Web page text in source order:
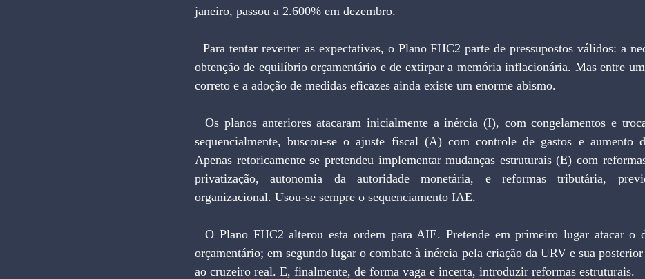
janeiro, passou a 2.600% em dezembro.
obtenção de equilíbrio orçamentário e de extirpar a memória inflacionária. Mas entre
correto e a adoção de medidas eficazes ainda existe um enorme abismo.
  Os planos anteriores atacaram inicialmente a inércia (I), com congelamentos e troca de moeda;
sequencialmente, buscou-se o ajuste fiscal (A) com controle de gastos e aumento
Apenas retoricamente se pretendeu implementar mudanças estruturais (E) com
privatização, autonomia da autoridade monetária, e reformas tributária,
organizacional. Usou-se sempre o sequenciamento IAE.
  O Plano FHC2 alterou esta ordem para AIE. Pretende em primeiro lugar atacar o desequilíbrio
orçamentário; em segundo lugar o combate à inércia pela criação da URV e sua
ao cruzeiro real. E, finalmente, de forma vaga e incerta, introduzir reformas estruturais.